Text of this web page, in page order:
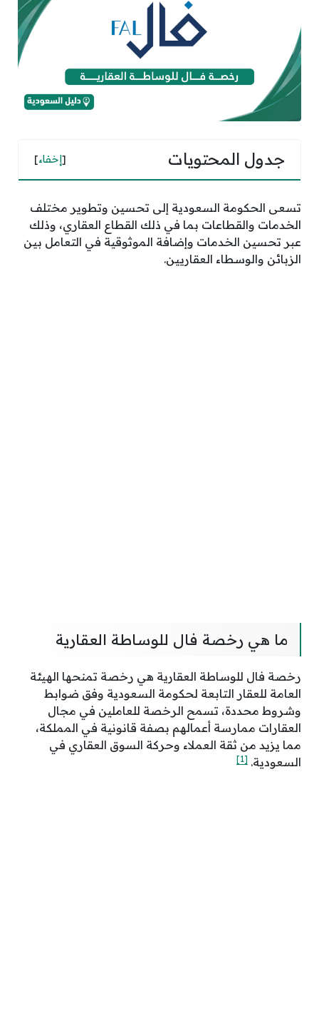
جدول المحتويات [إخفاء]
تسعى الحكومة السعودية إلى تحسين وتطوير مختلف
الخدمات والقطاعات بما في ذلك القطاع العقاري، وذلك
عبر تحسين الخدمات وإضافة الموثوقية في التعامل بين
الزبائن والوسطاء العقاريين.
ما هي رخصة فال للوساطة العقارية
رخصة فال للوساطة العقارية هي رخصة تمنحها الهيئة
العامة للعقار التابعة لحكومة السعودية وفق ضوابط
وشروط محددة، تسمح الرخصة للعاملين في مجال
العقارات ممارسة أعمالهم بصفة قانونية في المملكة،
مما يزيد من ثقة العملاء وحركة السوق العقاري في
السعودية. [1]